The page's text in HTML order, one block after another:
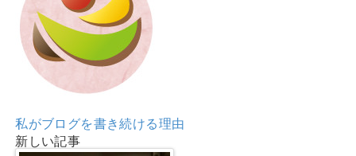
私がブログを書き続ける理由
新しい記事